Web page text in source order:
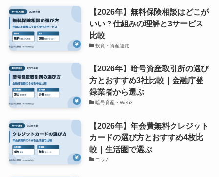
【2026年】無料保険相談はどこが
いい？仕組みの理解と3サービス
比較
投資・資産運用
【2026年】暗号資産取引所の選び
方とおすすめ3社比較｜金融庁登
録業者から選ぶ
暗号資産・Web3
【2026年】年会費無料クレジット
カードの選び方とおすすめ4枚比
較｜生活圏で選ぶ
コラム